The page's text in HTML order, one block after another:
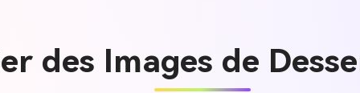
des Images de